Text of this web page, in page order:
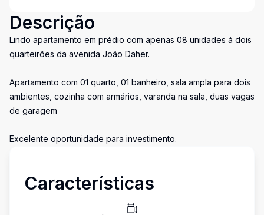
Descrição
Lindo apartamento em prédio com apenas 08 unidades á dois
quarteirões da avenida João Daher.
Apartamento com 01 quarto, 01 banheiro, sala ampla para dois
ambientes, cozinha com armários, varanda na sala, duas vagas
de garagem
Excelente oportunidade para investimento.
Características